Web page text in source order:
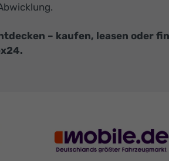
– kaufen, leasen oder